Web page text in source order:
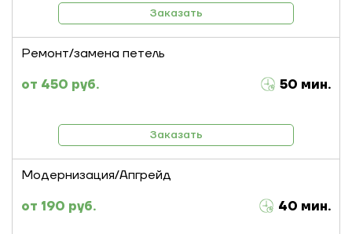
Заказать
Ремонт/замена петель
450 руб.
50 мин.
Заказать
Модернизация/Апгрейд
190 руб.
40 мин.